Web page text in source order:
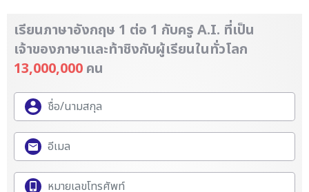
เรียนภาษาอังกฤษ 1 ต่อ 1 กับครู A.I. ที่เป็น
เจ้าของภาษาและท้าชิงกับผู้เรียนในทั่วโลก
13,000,000 คน